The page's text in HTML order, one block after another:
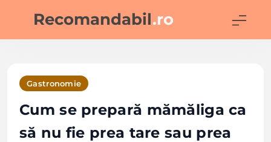
Recomandabil.ro
Gastronomie
Cum se prepară mămăliga ca
să nu fie prea tare sau prea